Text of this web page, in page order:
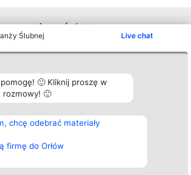
Ślubnej Live chat
🙂 Kliknij proszę w
🙂
chcę odebrać materiały
firmę do Orłów
z województwa
Laureaci
Lista
wszystkich
Laureatów
Zasady
Regulamin
Prywatności